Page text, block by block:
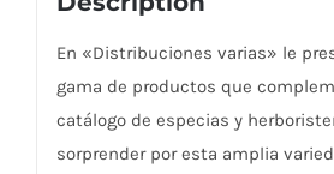
En «Distribuciones varias» le
gama de productos que
catálogo de especias y
sorprender por esta amplia